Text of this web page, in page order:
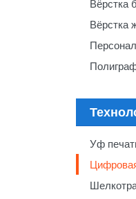
Вёрстка
Вёрстка
Уф